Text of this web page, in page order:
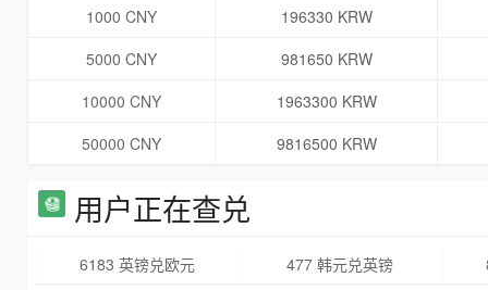
1000 CNY
196330 KRW
5000 CNY
981650 KRW
10000 CNY
1963300 KRW
50000 CNY
9816500 KRW
用户正在查兑
6183 英镑兑欧元 477 韩元兑英镑